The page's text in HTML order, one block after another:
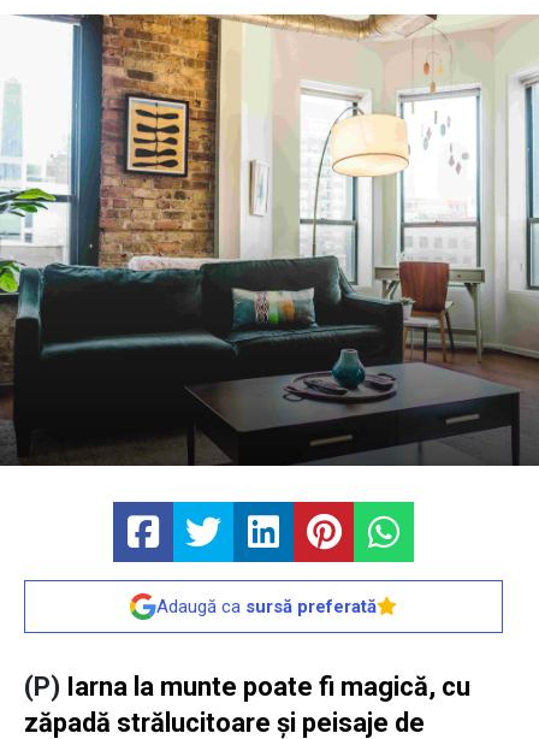
Adaugă ca sursă preferată
(P) Iarna la munte poate fi magică, cu
zăpadă strălucitoare și peisaje de